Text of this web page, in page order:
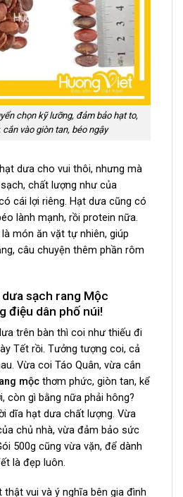
chọn kỹ lưỡng, đảm bảo hạt to,
cắn vào giòn tan, béo ngậy
dưa cho vui thôi, nhưng mà
chất lượng như của
cái lợi riêng. Hạt dưa cũng có
lành mạnh, rồi protein nữa.
món ăn vặt tự nhiên, giúp
câu chuyện thêm phần rôm
sạch rang Mộc
điệu dân phố núi!
trên bàn thì coi như thiếu đi
Tết rồi. Tưởng tượng coi, cả
Vừa coi Táo Quân, vừa cắn
mộc thơm phức, giòn tan, kể
còn gì bằng nữa phải hông?
dĩa hạt dưa chất lượng. Vừa
chủ nhà, vừa đảm bảo sức
500g cũng vừa vặn, để dành
là đẹp luôn.
vui và ý nghĩa bên gia đình